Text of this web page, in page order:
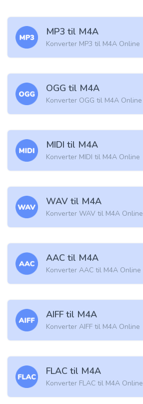
MP3 til M4A
Konverter MP3 til M4A Online
OGG til M4A
Konverter OGG til M4A Online
MIDI til M4A
Konverter MIDI til M4A Online
WAV til M4A
Konverter WAV til M4A Online
AAC til M4A
Konverter AAC til M4A Online
AIFF til M4A
Konverter AIFF til M4A Online
FLAC til M4A
Konverter FLAC til M4A Online